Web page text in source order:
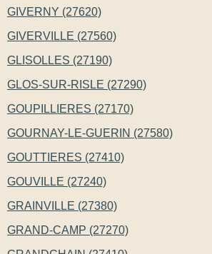
GIVERNY (27620)
GIVERVILLE (27560)
GLISOLLES (27190)
GLOS-SUR-RISLE (27290)
GOUPILLIERES (27170)
GOURNAY-LE-GUERIN (27580)
GOUTTIERES (27410)
GOUVILLE (27240)
GRAINVILLE (27380)
GRAND-CAMP (27270)